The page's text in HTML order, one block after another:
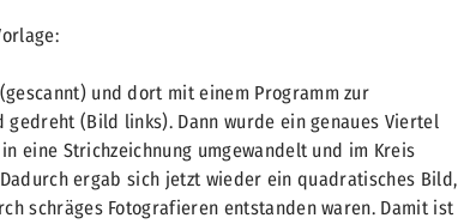
und dort mit einem Programm zur
(Bild links). Dann wurde ein genaues Viertel
eine Strichzeichnung umgewandelt und im Kreis
ergab sich jetzt wieder ein quadratisches Bild,
schräges Fotografieren entstanden waren. Damit ist